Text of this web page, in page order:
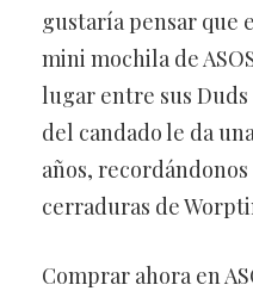
gustaría pensar que
mini mochila de
lugar entre sus
del candado le da
años,
cerraduras de
Comprar ahora en